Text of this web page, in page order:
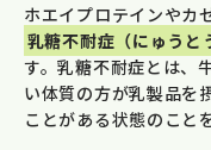
ホエイプロテインやカ
乳糖不耐症（にゅうと
す。乳糖不耐症とは、
い体質の方が乳製品を
ことがある状態のこと